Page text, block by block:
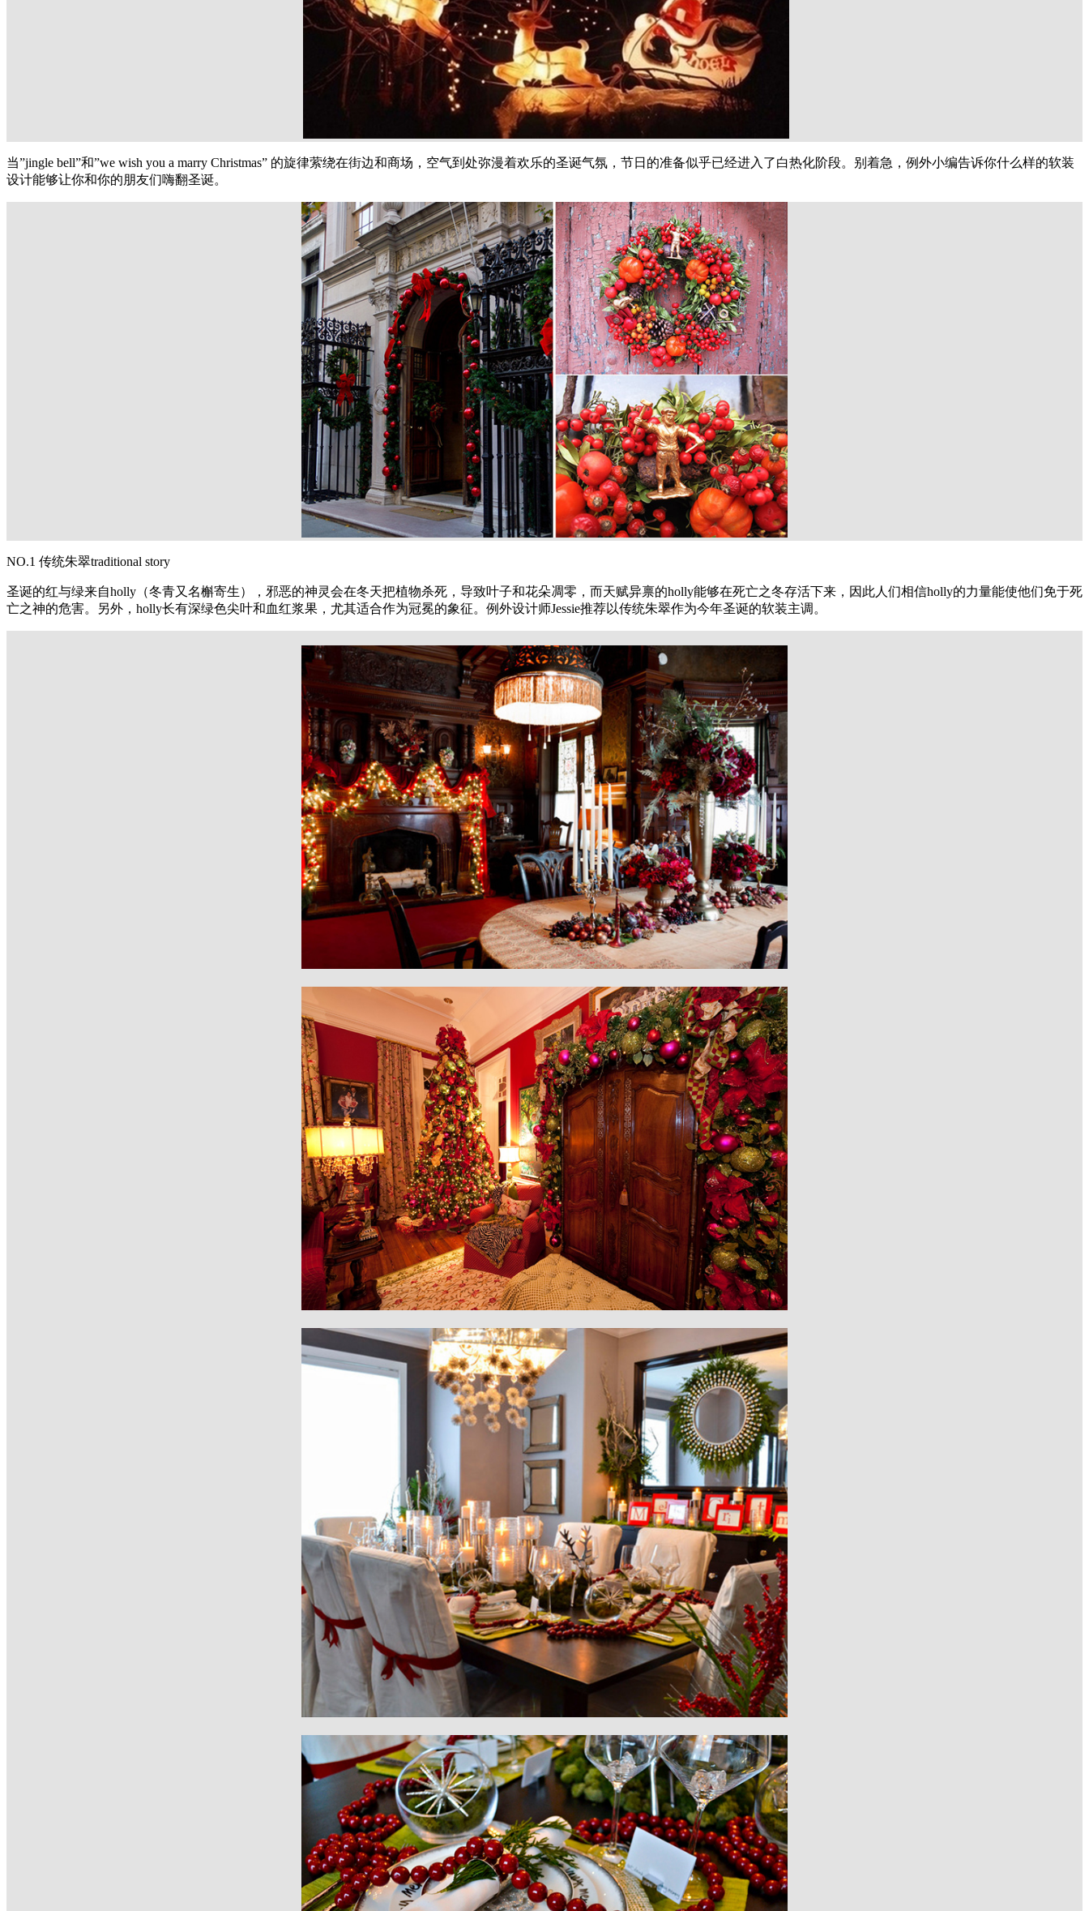
当”jingle bell”和”we wish you a marry Christmas” 的旋律萦绕在街边和商场，空气到处弥漫着欢乐的圣诞气氛，节日的准备似乎已经进入了白热化阶段。别着急，例外小编告诉你什么样的软装
设计能够让你和你的朋友们嗨翻圣诞。
NO.1 传统朱翠traditional story
圣诞的红与绿来自holly （冬青又名槲寄生），邪恶的神灵会在冬天把植物杀死，导致叶子和花朵凋零，而天赋异禀的holly能够在死亡之冬存活下来，因此人们相信holly的力量能使他们免于死
亡之神的危害。另外， holly长有深绿色尖叶和血红浆果，尤其适合作为冠冕的象征。例外设计师Jessie推荐以传统朱翠作为今年圣诞的软装主调。